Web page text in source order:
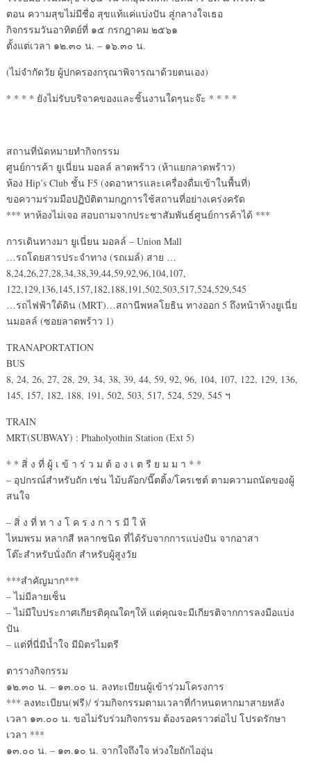
ตอน ความสุขไม่มีชื่อ สุขแท้แค่แบ่งปัน สู่กลางใจเธอ
กิจกรรมวันอาทิตย์ที่ ๑๕ กรกฎาคม ๒๕๖๑
ตั้งแต่เวลา ๑๒.๓๐ น. – ๑๖.๓๐ น.
(ไม่จำกัดวัย ผู้ปกครองกรุณาพิจารณาด้วยตนเอง)
* * * * ยังไม่รับบริจาคของและชิ้นงานใดๆนะจ๊ะ * * * *
สถานที่นัดหมายทำกิจกรรม
ศูนย์การค้า ยูเนี่ยน มอลล์ ลาดพร้าว (ห้าแยกลาดพร้าว)
ห้อง Hip’s Club ชั้น F5 (งดอาหารและเครื่องดื่มเข้าในพื้นที่)
ขอความร่วมมือปฏิบัติตามกฎการใช้สถานที่อย่างเคร่งครัด
*** หาห้องไม่เจอ สอบถามจากประชาสัมพันธ์ศูนย์การค้าได้ ***
การเดินทางมา ยูเนี่ยน มอลล์ – Union Mall
…รถโดยสารประจำทาง (รถเมล์) สาย …
8,24,26,27,28,34,38,39,44,59,92,96,104,107,
122,129,136,145,157,182,188,191,502,503,517,524,529,545
…รถไฟฟ้าใต้ดิน (MRT)…สถานีพหลโยธิน ทางออก 5 ถึงหน้าห้างยูเนี่ย
นมอลล์ (ซอยลาดพร้าว 1)
TRANAPORTATION
BUS
8, 24, 26, 27, 28, 29, 34, 38, 39, 44, 59, 92, 96, 104, 107, 122, 129, 136,
145, 157, 182, 188, 191, 502, 503, 517, 524, 529, 545 ฯ
TRAIN
MRT(SUBWAY) : Phaholyothin Station (Ext 5)
* * สิ่ ง ที่ ผู้ เ ข้ า ร่ ว ม ต้ อ ง เ ต รี ย ม ม า * *
– อุปกรณ์สำหรับถัก เช่น ไม้บล๊อก/นี๊ตติ้ง/โครเชต์ ตามความถนัดของผู้
สนใจ
– สิ่ ง ที่ ท า ง โ ค ร ง ก า ร มี ใ ห้
ไหมพรม หลากสี หลากชนิด ที่ได้รับจากการแบ่งปัน จากอาสา
โต๊ะสำหรับนั่งถัก สำหรับผู้สูงวัย
***สำคัญมาก***
– ไม่มีลายเซ็น
– ไม่มีใบประกาศเกียรติคุณใดๆให้ แต่คุณจะมีเกียรติจากการลงมือแบ่ง
ปัน
– แต่ที่นี่มีน้ำใจ มีมิตรไมตรี
ตารางกิจกรรม
๑๒.๓๐ น. – ๑๓.๐๐ น. ลงทะเบียนผู้เข้าร่วมโครงการ
*** ลงทะเบียน(ฟรี)/ ร่วมกิจกรรมตามเวลาที่กำหนดหากมาสายหลัง
เวลา ๑๓.๐๐ น. ขอไม่รับร่วมกิจกรรม ต้องรอคราวต่อไป โปรดรักษา
เวลา ***
๑๓.๐๐ น. – ๑๓.๑๐ น. จากใจถึงใจ ห่วงใยถักไออุ่น